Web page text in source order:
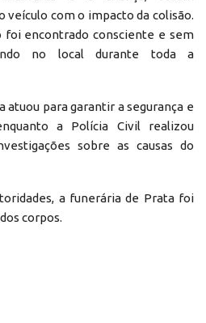
veículo com o impacto da colisão.
foi encontrado consciente e sem
no local durante toda a
atuou para garantir a segurança e
a Polícia Civil realizou
sobre as causas do
a funerária de Prata foi
corpos.